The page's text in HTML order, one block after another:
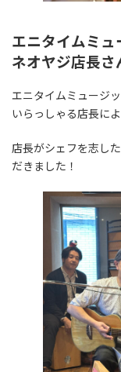
エニタイムミュ
ネオヤジ店長さ
エニタイムミュージ
いらっしゃる店長に
店長がシェフを志し
だきました！